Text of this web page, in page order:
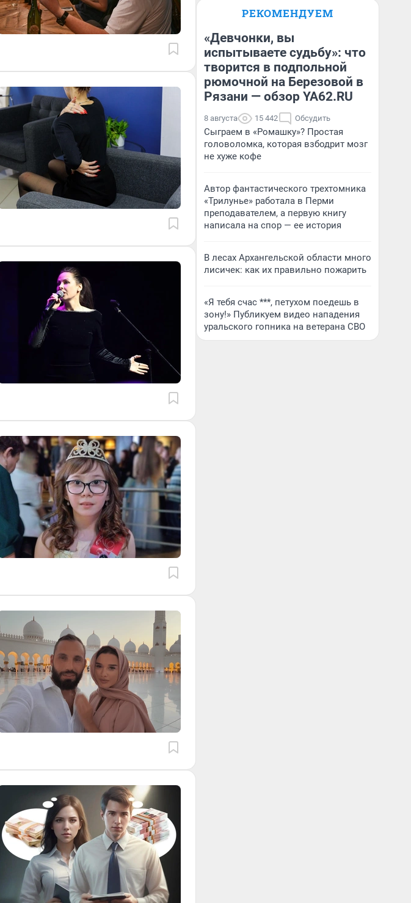
РЕКОМЕНДУЕМ
«Девчонки, вы
испытываете судьбу»: что
творится в подпольной
рюмочной на Березовой в
Рязани — обзор YA62.RU
8 августа 15 442 Обсудить
Сыграем в «Ромашку»? Простая
головоломка, которая взбодрит мозг
не хуже кофе
Автор фантастического трехтомника
«Трилунье» работала в Перми
преподавателем, а первую книгу
написала на спор — ее история
В лесах Архангельской области много
лисичек: как их правильно пожарить
«Я тебя счас ***, петухом поедешь в
зону!» Публикуем видео нападения
уральского гопника на ветерана СВО